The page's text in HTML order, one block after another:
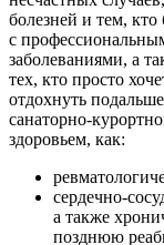
болезней и тем, кто
с
заболеваниями, а
тех, кто просто
отдохнуть
санаторно-
здоровьем, как:
сердечно-
а также
позднюю